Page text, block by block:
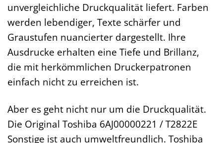
unvergleichliche Druckqualität liefert. Farben
werden lebendiger, Texte schärfer und
Graustufen nuancierter dargestellt. Ihre
Ausdrucke erhalten eine Tiefe und Brillanz,
die mit herkömmlichen Druckerpatronen
einfach nicht zu erreichen ist.
Aber es geht nicht nur um die Druckqualität.
Die Original Toshiba 6AJ00000221 / T2822E
Sonstige ist auch umweltfreundlich. Toshiba